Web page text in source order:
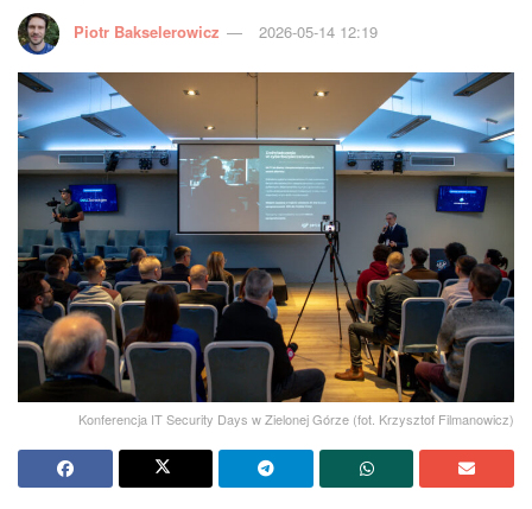
Piotr Bakselerowicz 2026-05-14 12:19
Konferencja IT Security Days w Zielonej Górze (fot. Krzysztof Filmanowicz)